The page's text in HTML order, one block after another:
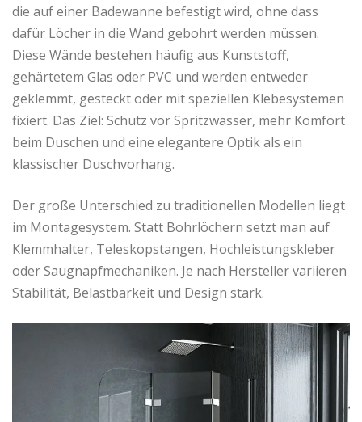
die auf einer Badewanne befestigt wird, ohne dass
dafür Löcher in die Wand gebohrt werden müssen.
Diese Wände bestehen häufig aus Kunststoff,
gehärtetem Glas oder PVC und werden entweder
geklemmt, gesteckt oder mit speziellen Klebesystemen
fixiert. Das Ziel: Schutz vor Spritzwasser, mehr Komfort
beim Duschen und eine elegantere Optik als ein
klassischer Duschvorhang.
Der große Unterschied zu traditionellen Modellen liegt
im Montagesystem. Statt Bohrlöchern setzt man auf
Klemmhalter, Teleskopstangen, Hochleistungskleber
oder Saugnapfmechaniken. Je nach Hersteller variieren
Stabilität, Belastbarkeit und Design stark.